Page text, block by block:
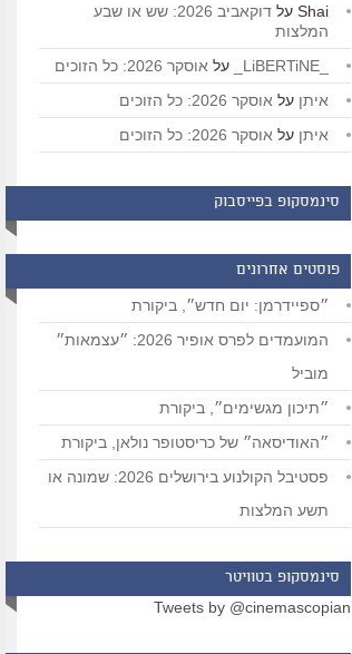
Shai על
דוקאביב 2026: שש או שבע
המלצות
על אוסקר 2026: כל הזוכים
איתן על אוסקר 2026: כל הזוכים
איתן על אוסקר 2026: כל הזוכים
סינמסקופ בפייסבוק
פוסטים אחרונים
״ספיידרמן: יום חדש״, ביקורת
המועמדים לפרס אופיר 2026: ״עצמאות״
מוביל
״תיכון מגשימים״, ביקורת
״האודיסאה״ של כריסטופר נולאן, ביקורת
פסטיבל הקולנוע בירושלים 2026: שמונה או
תשע המלצות
סינמסקופ בטוויטר
Tweets by @cinemascopian